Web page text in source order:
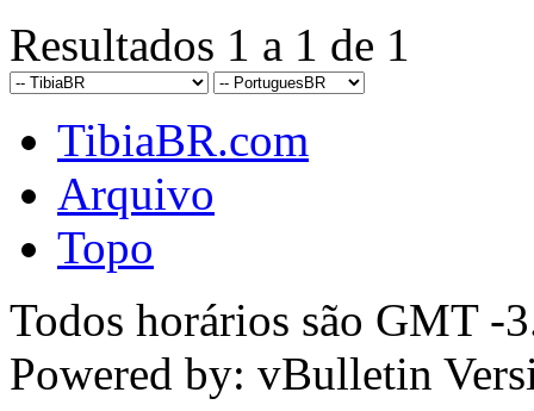
Resultados 1 a 1 de 1
TibiaBR.com
Arquivo
Topo
Todos horários são GMT -
Powered by: vBulletin